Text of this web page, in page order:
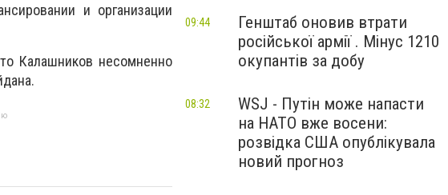
и организации
Калашников несомненно
Генштаб оновив втрати
російської армії . Мінус 1210
окупантів за добу
09:44
WSJ - Путін може напасти
на НАТО вже восени:
розвідка США опублікувала
новий прогноз
08:32